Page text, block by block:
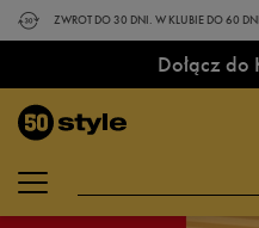
ZWROT DO 30 DNI. W KLUBIE DO 60
Dołącz do